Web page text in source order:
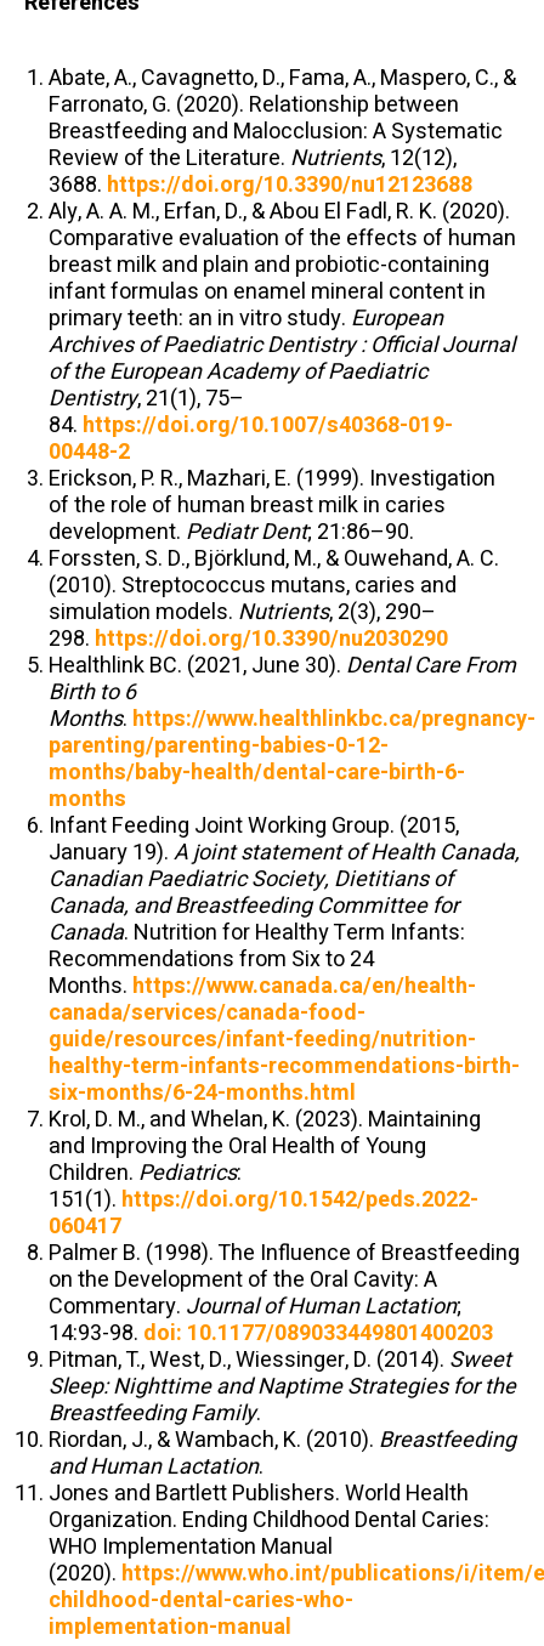
Abate, A., Cavagnetto, D., Fama, A., Maspero, C., &
Farronato, G. (2020). Relationship between
Breastfeeding and Malocclusion: A Systematic
Review of the Literature. Nutrients, 12(12),
3688. https://doi.org/10.3390/nu12123688
Aly, A. A. M., Erfan, D., & Abou El Fadl, R. K. (2020).
Comparative evaluation of the effects of human
breast milk and plain and probiotic-containing
infant formulas on enamel mineral content in
primary teeth: an in vitro study. European
Archives of Paediatric Dentistry : Official Journal
of the European Academy of Paediatric
Dentistry, 21(1), 75–
84. https://doi.org/10.1007/s40368-019-
00448-2
Erickson, P. R., Mazhari, E. (1999). Investigation
of the role of human breast milk in caries
development. Pediatr Dent; 21:86–90.
Forssten, S. D., Björklund, M., & Ouwehand, A. C.
(2010). Streptococcus mutans, caries and
simulation models. Nutrients, 2(3), 290–
298. https://doi.org/10.3390/nu2030290
Healthlink BC. (2021, June 30). Dental Care From
Birth to 6
Months. https://www.healthlinkbc.ca/pregnancy-
parenting/parenting-babies-0-12-
months/baby-health/dental-care-birth-6-
months
Infant Feeding Joint Working Group. (2015,
January 19).A joint statement of Health Canada,
Canadian Paediatric Society, Dietitians of
Canada, and Breastfeeding Committee for
Canada. Nutrition for Healthy Term Infants:
Recommendations from Six to 24
Months. https://www.canada.ca/en/health-
canada/services/canada-food-
guide/resources/infant-feeding/nutrition-
healthy-term-infants-recommendations-birth-
six-months/6-24-months.html
Krol, D. M., and Whelan, K. (2023). Maintaining
and Improving the Oral Health of Young
Children. Pediatrics:
151(1). https://doi.org/10.1542/peds.2022-
060417
Palmer B. (1998). The Influence of Breastfeeding
on the Development of the Oral Cavity: A
Commentary. Journal of Human Lactation;
14:93-98. doi: 10.1177/089033449801400203
Pitman, T., West, D., Wiessinger, D. (2014). Sweet
Sleep: Nighttime and Naptime Strategies for the
Breastfeeding Family.
Riordan, J., & Wambach, K. (2010). Breastfeeding
and Human Lactation.
Jones and Bartlett Publishers. World Health
Organization. Ending Childhood Dental Caries:
WHO Implementation Manual
(2020). https://www.who.int/publications/i/item/
childhood-dental-caries-who-
implementation-manual